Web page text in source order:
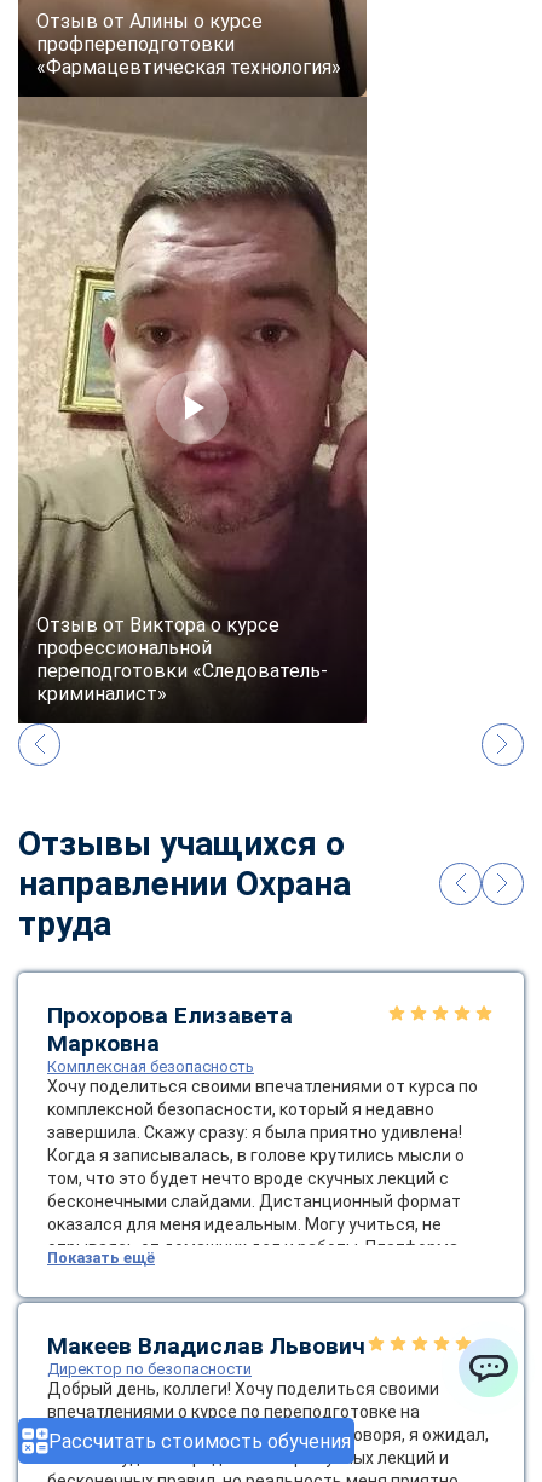
Рассчитать стоимость обучения
Отзыв от Алины о курсе
профпереподготовки
«Фармацевтическая технология»
Отзыв от Виктора о курсе
профессиональной
переподготовки «Следователь-
криминалист»
Отзывы учащихся о
направлении Охрана
труда
Прохорова Елизавета
Марковна
Комплексная безопасность
Хочу поделиться своими впечатлениями от курса по
комплексной безопасности, который я недавно
завершила. Скажу сразу: я была приятно удивлена!
Когда я записывалась, в голове крутились мысли о
том, что это будет нечто вроде скучных лекций с
бесконечными слайдами. Дистанционный формат
оказался для меня идеальным. Могу учиться, не
отрываясь от домашних дел и работы. Платформа
была очень удобной, а доступ к материалам — легким,
что немаловажно. Темы курса были разнообразными:
управления рисками. Я узнала о современных методах
оценки угроз и о том, как важно создавать культуру
безопасности в компании. Это не просто слова — это
жизненно важно для успешной работы! Диплом
пришел весьма оперативно.
Показать ещё
Макеев Владислав Львович
Директор по безопасности
Добрый день, коллеги! Хочу поделиться своими
впечатлениями о курсе по переподготовке на
директора по безопасности. Честно говоря, я ожидал,
что это будет очередной набор скучных лекций и
ChatApp
online
Мессенджеры
Свяжитесь с нами через любой удобный мессенджер!
Telegram
Vkontakte
ChatApp